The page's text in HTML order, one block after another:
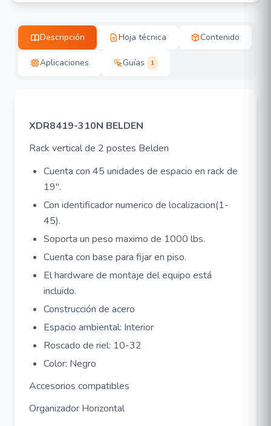
Descripción Hoja técnica Contenido
Aplicaciones Guías 1
XDR8419-310N BELDEN
Rack vertical de 2 postes Belden
Cuenta con 45 unidades de espacio en rack de
19".
Con identificador numerico de localizacion(1-
45).
Soporta un peso maximo de 1000 lbs.
Cuenta con base para fijar en piso.
El hardware de montaje del equipo está
incluido.
Construcción de acero
Espacio ambiental: Interior
Roscado de riel: 10-32
Color: Negro
Accesorios compatibles
Organizador Horizontal